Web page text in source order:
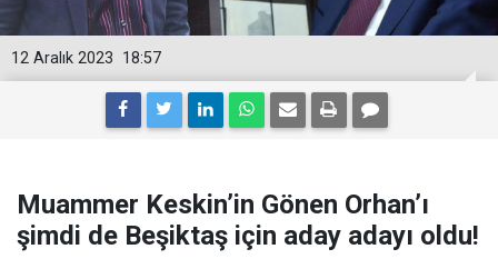
18:57
12 Aralık 2023
Muammer Keskin’in Gönen Orhan’ı
şimdi de Beşiktaş için aday adayı oldu!